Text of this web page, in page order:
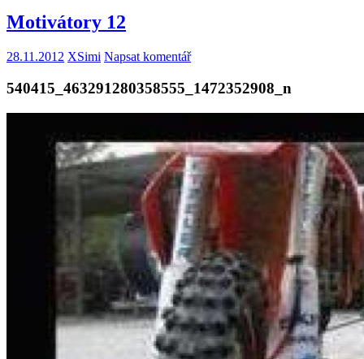
Motivátory 12
28.11.2012 XSimi Napsat komentář
540415_463291280358555_1472352908_n